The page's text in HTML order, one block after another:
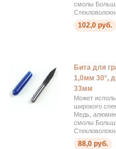
смолы
102,0 руб.
Бита для
1,0мм 30°,
33мм
Может
широкого
Медь,
смолы
88,0 руб.